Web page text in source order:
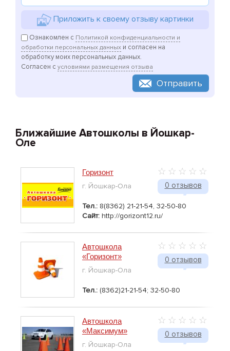
Приложить к своему отзыву картинки
Ознакомлен с Политикой конфиденциальности и
обработки персональных данных и согласен на
обработку моих персональных данных.
Согласен с условиями размещения отзыва
Отправить
Ближайшие Автошколы в Йошкар-
Оле
0 отзывов
Горизонт
г. Йошкар-Ола
Тел.: 8(8362) 21-21-54, 32-50-80
Сайт: http://gorizont12.ru/
0 отзывов
Автошкола
«Горизонт»
г. Йошкар-Ола
Тел.: (8362)21-21-54; 32-50-80
0 отзывов
Автошкола
«Максимум»
г. Йошкар-Ола